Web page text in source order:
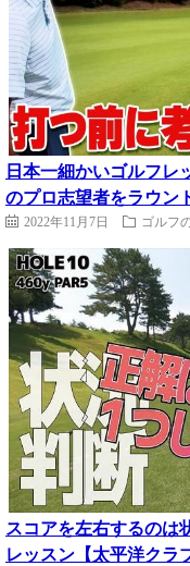
日本一細かいゴルフレ
のプロ志望者をラウン
2022年11月7日 ゴルフ
スコアを左右するのは
レッスン【太平洋クラ